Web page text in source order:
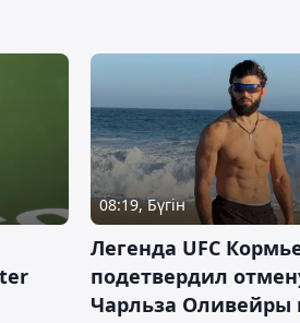
08:19, Бүгін
Легенда UFC
подетвердил
Чарльза Оливейры